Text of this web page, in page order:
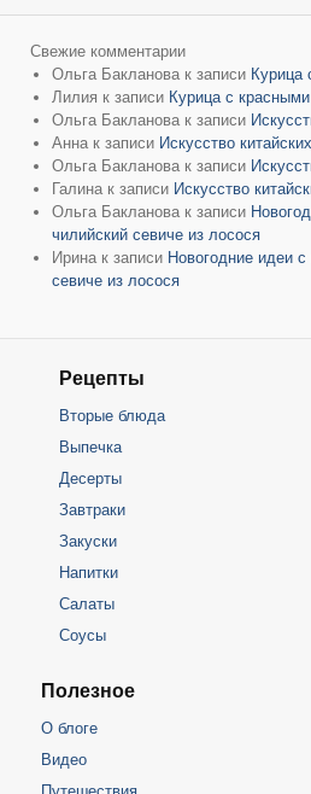
Свежие комментарии
Ольга Бакланова к записи Курица
Лилия к записи Курица с
Ольга Бакланова к записи
Анна к записи Искусство
Ольга Бакланова к записи
Галина к записи Искусство
Ольга Бакланова к записи
чилийский севиче из лосося
Ирина к записи Новогодние идеи
севиче из лосося
Рецепты
Вторые блюда
Выпечка
Десерты
Завтраки
Закуски
Напитки
Салаты
Соусы
Полезное
О блоге
Видео